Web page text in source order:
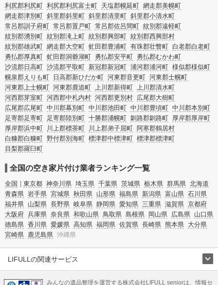
利尻郡利尻町 利尻郡利尻富士町 天塩郡幌延町 網走郡美幌町
網走郡津別町 斜里郡斜里町 斜里郡清里町 斜里郡小清水町
常呂郡訓子府町 常呂郡置戸町 常呂郡佐呂間町 紋別郡遠軽町
紋別郡湧別町 紋別郡滝上町 紋別郡興部町 紋別郡西興部村
紋別郡雄武町 網走郡大空町 虻田郡豊浦町 有珠郡壮瞥町 白老郡白老町
勇払郡厚真町 虻田郡洞爺湖町 勇払郡安平町 勇払郡むかわ町
沙流郡日高町 沙流郡平取町 新冠郡新冠町 浦河郡浦河町 様似郡様似町
幌泉郡えりも町
日高郡新ひだか町 河東郡音更町 河東郡士幌町
河東郡上士幌町 河東郡鹿追町 上川郡新得町 上川郡清水町
河西郡芽室町 河西郡中札内村 河西郡更別村 広尾郡大樹町
広尾郡広尾町 中川郡幕別町 中川郡池田町 中川郡豊頃町 中川郡本別町
足寄郡足寄町 足寄郡陸別町 十勝郡浦幌町 釧路郡釧路町 厚岸郡厚岸町
厚岸郡浜中町
川上郡標茶町 川上郡弟子屈町 阿寒郡鶴居村
白糠郡白糠町 野付郡別海町 標津郡中標津町 標津郡標津町
目梨郡羅臼町
全国の空き家片付け業者ランキング一覧
全国 東京都 神奈川県 埼玉県 千葉県 茨城県 栃木県 群馬県 北海道
青森県 岩手県 宮城県 秋田県 山形県 福島県 新潟県 富山県 石川県
福井県 山梨県 長野県 岐阜県 静岡県 愛知県 三重県 滋賀県 京都府
大阪府 兵庫県 奈良県 和歌山県 鳥取県 島根県 岡山県 広島県 山口県
徳島県 香川県 愛媛県 高知県 福岡県 佐賀県 長崎県 熊本県 大分県
宮崎県 鹿児島県 沖縄県
LIFULLの関連サービス
みんなの遺品整理を運営する株式会社LIFULL seniorは、情報セ